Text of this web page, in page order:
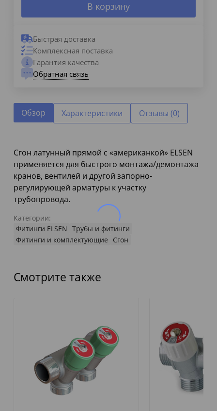
В корзину
Быстрая доставка
Комплексная поставка
Гарантия качества
Обратная связь
Обзор Характеристики Отзывы (0)
Сгон латунный прямой с «американкой» ELSEN
применяется для быстрого монтажа/демонтажа
кранов, вентилей и другой запорно-
регулирующей арматуры к участку
трубопровода.
Категории:
Фитинги ELSEN Трубы и фитинги
Фитинги и комплектующие
Сгон
Смотрите также